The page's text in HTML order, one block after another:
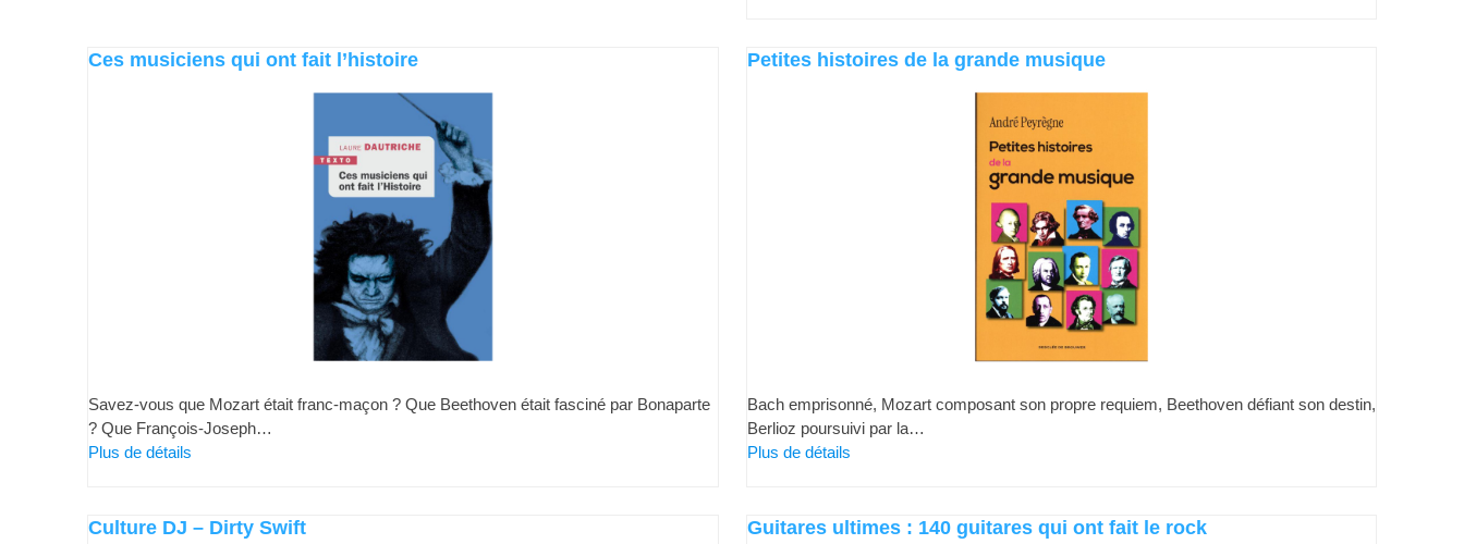
Ces musiciens qui ont fait l’histoire
Savez-vous que Mozart était franc-maçon ? Que Beethoven était fasciné par Bonaparte
? Que François-Joseph…
Plus de détails
Petites histoires de la grande musique
Bach emprisonné, Mozart composant son propre requiem, Beethoven défiant son destin,
Berlioz poursuivi par la…
Plus de détails
Culture DJ – Dirty Swift Guitares ultimes : 140 guitares qui ont fait le rock